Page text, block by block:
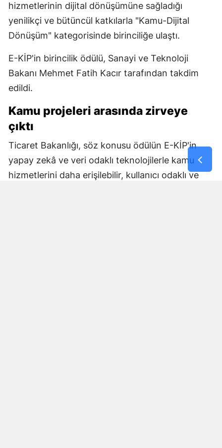
hizmetlerinin dijital dönüşümüne sağladığı
yenilikçi ve bütüncül katkılarla "Kamu-Dijital
Dönüşüm" kategorisinde birinciliğe ulaştı.
E-KİP'in birincilik ödülü, Sanayi ve Teknoloji
Bakanı Mehmet Fatih Kacır tarafından takdim
edildi.
Kamu projeleri arasında zirveye
çıktı
Ticaret Bakanlığı, söz konusu ödülün E-KİP'in
yapay zekâ ve veri odaklı teknolojilerle kamu
hizmetlerini daha erişilebilir, kullanıcı odaklı ve